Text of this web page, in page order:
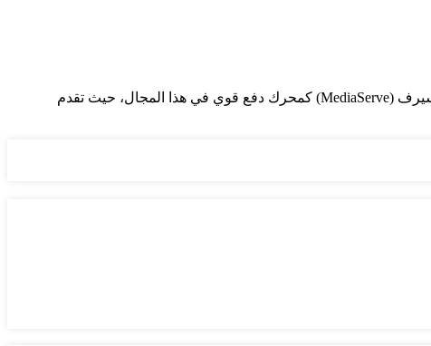
في ظل التحول الرقمي المتسارع، لم يعد التواجد على الإنترنت مجرد “رفاهية”، بل أصبح ساحة المعركة الحقيقية للشركات. تبرز ميديا سيرف (MediaServe) كمحرك دفع قوي في هذا المجال، حيث تقدم